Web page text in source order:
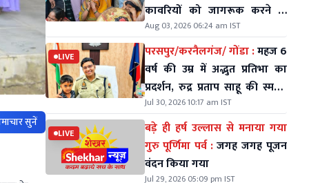
सुनें
कावरियों को जागरूक करने के
लिए निकले थे
Aug 03, 2026 06:24 am IST
LIVE परसपुर/करनैलगंज/ गोंडा :महज 6
वर्ष की उम्र में अद्भुत प्रतिभा का
प्रदर्शन, रुद्र प्रताप साहू की स्मरण
शक्ति ने सभी को किया हैरान
Jul 30, 2026 10:17 am IST
LIVE
बड़े ही हर्ष उल्लास से मनाया गया
गुरु पूर्णिमा पर्व :जगह जगह पूजन
वंदन किया गया
Jul 29, 2026 05:09 pm IST